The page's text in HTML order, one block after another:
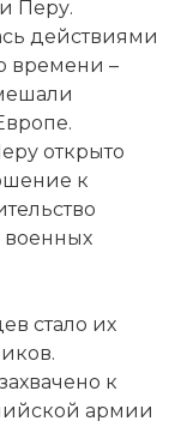
Перу.
действиями
времени –
открыто
к
военных
стало их
к
армии